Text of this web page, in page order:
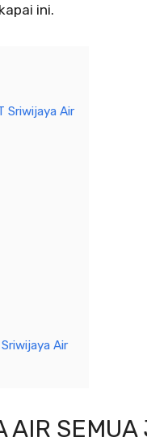
ini.
Sriwijaya Air
Air
AIR